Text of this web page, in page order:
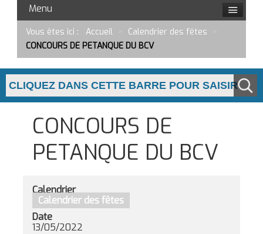
Menu
Vous êtes ici : Accueil Calendrier des fêtes
CONCOURS DE PETANQUE DU BCV
CONCOURS DE
PETANQUE DU BCV
Calendrier
Calendrier des fêtes
Date
13/05/2022